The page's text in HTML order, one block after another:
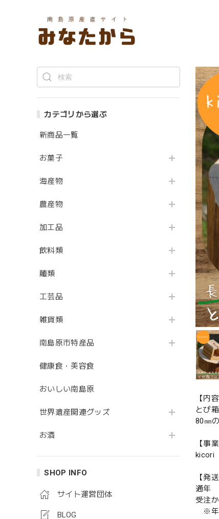
カテゴリから選ぶ
新商品一覧
お菓子
海産物
農産物
加工品
飲料類
麺類
工芸品
雑貨類
南島原市特産品
健康食・美容食
おいしい南島原
世界遺産関連グッズ
お酒
SHOP INFO
サイト運営団体
BLOG
【内
とび
80㎜
【事
kicori
【発
通年
受注
※年